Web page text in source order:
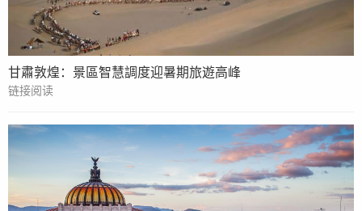
甘肅敦煌：景區智慧調度迎暑期旅遊高峰
链接阅读